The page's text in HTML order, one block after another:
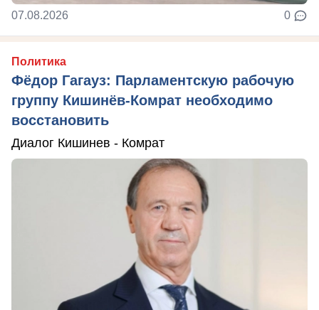
07.08.2026 0
Политика
Фёдор Гагауз: Парламентскую рабочую
группу Кишинёв-Комрат необходимо
восстановить
Диалог Кишинев - Комрат